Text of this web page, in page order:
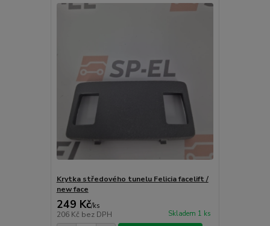
Krytka středového tunelu Felicia facelift /
new face
249 Kč/ks
206 Kč bez DPH Skladem 1 ks